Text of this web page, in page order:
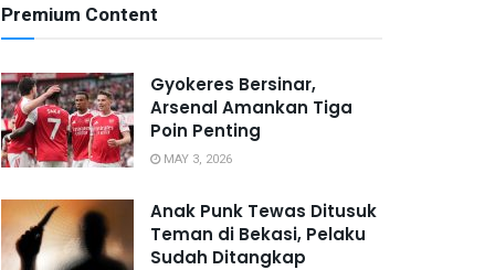
Premium Content
Gyokeres Bersinar,
Arsenal Amankan Tiga
Poin Penting
MAY 3, 2026
Anak Punk Tewas Ditusuk
Teman di Bekasi, Pelaku
Sudah Ditangkap